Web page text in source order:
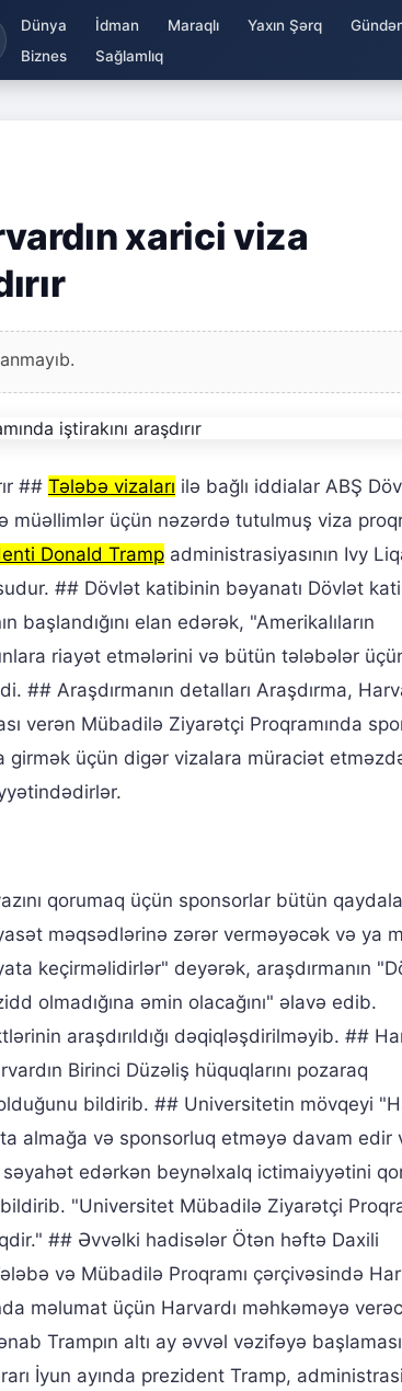
Dünya İdman Maraqlı Yaxın Şərq
Biznes
Sağlamlıq
xarici viza
## Tələbə vizaları ilə bağlı iddialar ABŞ
üçün nəzərdə tutulmuş viza
Donald Tramp administrasiyasının Ivy
## Dövlət katibinin bəyanatı Dövlət
elan edərək, "Amerikalıların
riayət etmələrini və bütün tələbələr
## Araşdırmanın detalları Araşdırma,
verən Mübadilə Ziyarətçi Proqramında
girmək üçün digər vizalara müraciət
qorumaq üçün sponsorlar bütün
məqsədlərinə zərər verməyəcək və ya
keçirməlidirlər" deyərək, araşdırmanın
olmadığına əmin olacağını" əlavə edib.
araşdırıldığı dəqiqləşdirilməyib. ##
Birinci Düzəliş hüquqlarını pozaraq
bildirib. ## Universitetin mövqeyi
almağa və sponsorluq etməyə davam edir
edərkən beynəlxalq ictimaiyyətini
"Universitet Mübadilə Ziyarətçi
## Əvvəlki hadisələr Ötən həftə Daxili
və Mübadilə Proqramı çərçivəsində
məlumat üçün Harvardı məhkəməyə
Trampın altı ay əvvəl vəzifəyə
İyun ayında prezident Tramp,